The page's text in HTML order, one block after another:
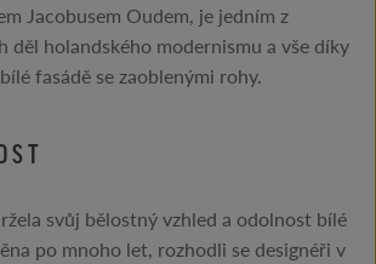
Jacobusem Oudem, je jedním z
děl holandského modernismu a vše díky
fasádě se zaoblenými rohy.
svůj bělostný vzhled a odolnost bílé
po mnoho let, rozhodli se designéři v